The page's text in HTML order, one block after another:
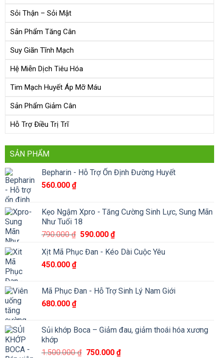
Sỏi Thận – Sỏi Mật
Sản Phẩm Tăng Cân
Suy Giãn Tĩnh Mạch
Hệ Miễn Dịch Tiêu Hóa
Tim Mạch Huyết Áp Mỡ Máu
Sản Phẩm Giảm Cân
Hỗ Trợ Điều Trị Trĩ
SẢN PHẨM
Bepharin - Hỗ Trợ Ổn Định Đường Huyết
560.000 ₫
Kẹo Ngậm Xpro - Tăng Cường Sinh Lực, Sung Mãn
Như Tuổi 18
790.000₫ Giá
là:
590.000 ₫Giá
tại
Xịt Mã Phục Đan - Kéo Dài Cuộc Yêu
450.000 ₫
Mã Phục Đan - Hỗ Trợ Sinh Lý Nam Giới
680.000 ₫
Sủi khớp Boca – Giảm đau, giảm thoái hóa xương
khớp
1.500.000₫ Giá
750.000 ₫Giá